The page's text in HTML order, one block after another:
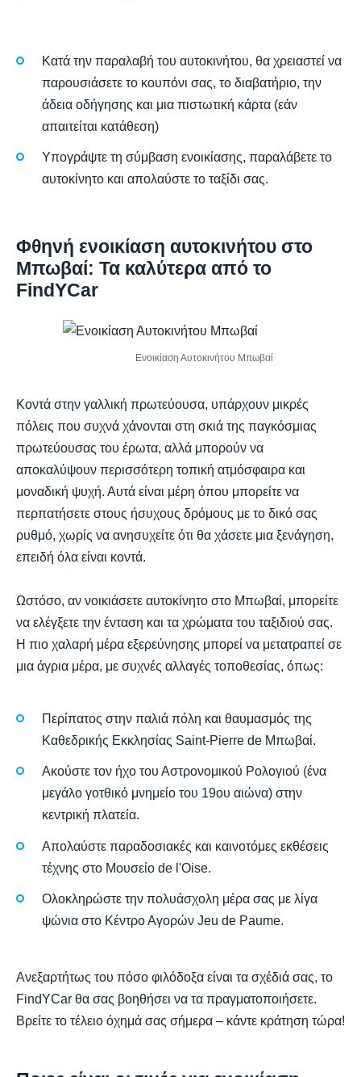
Κατά την παραλαβή του αυτοκινήτου, θα χρειαστεί να
παρουσιάσετε το κουπόνι σας, το διαβατήριο, την
άδεια οδήγησης και μια πιστωτική κάρτα (εάν
απαιτείται κατάθεση)
Υπογράψτε τη σύμβαση ενοικίασης, παραλάβετε το
αυτοκίνητο και απολαύστε το ταξίδι σας.
Φθηνή ενοικίαση αυτοκινήτου στο
Μπωβαί: Τα καλύτερα από το
FindYCar
Ενοικίαση Αυτοκινήτου Μπωβαί
Κοντά στην γαλλική πρωτεύουσα, υπάρχουν μικρές
πόλεις που συχνά χάνονται στη σκιά της παγκόσμιας
πρωτεύουσας του έρωτα, αλλά μπορούν να
αποκαλύψουν περισσότερη τοπική ατμόσφαιρα και
μοναδική ψυχή. Αυτά είναι μέρη όπου μπορείτε να
περπατήσετε στους ήσυχους δρόμους με το δικό σας
ρυθμό, χωρίς να ανησυχείτε ότι θα χάσετε μια ξενάγηση,
επειδή όλα είναι κοντά.
Ωστόσο, αν νοικιάσετε αυτοκίνητο στο Μπωβαί, μπορείτε
να ελέγξετε την ένταση και τα χρώματα του ταξιδιού σας.
Η πιο χαλαρή μέρα εξερεύνησης μπορεί να μετατραπεί σε
μια άγρια μέρα, με συχνές αλλαγές τοποθεσίας, όπως:
Περίπατος στην παλιά πόλη και θαυμασμός της
Καθεδρικής Εκκλησίας Saint-Pierre de Μπωβαί.
Ακούστε τον ήχο του Αστρονομικού Ρολογιού (ένα
μεγάλο γοτθικό μνημείο του 19ου αιώνα) στην
κεντρική πλατεία.
Απολαύστε παραδοσιακές και καινοτόμες εκθέσεις
τέχνης στο Μουσείο de l'Oise.
Ολοκληρώστε την πολυάσχολη μέρα σας με λίγα
ψώνια στο Κέντρο Αγορών Jeu de Paume.
Ανεξαρτήτως του πόσο φιλόδοξα είναι τα σχέδιά σας, το
FindYCar θα σας βοηθήσει να τα πραγματοποιήσετε.
Βρείτε το τέλειο όχημά σας σήμερα – κάντε κράτηση τώρα!